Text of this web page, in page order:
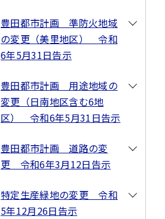
豊田都市計画 準防火地域
の変更（美里地区） 令和
6年5月31日告示
豊田都市計画 用途地域の
変更（日南地区含む6地
区） 令和6年5月31日告示
豊田都市計画 道路の変
更 令和6年3月12日告示
特定生産緑地の変更 令和
5年12月26日告示